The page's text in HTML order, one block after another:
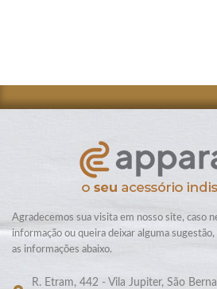
Agradecemos sua visita em nosso site, caso
informação ou queira deixar alguma
as informações abaixo.
R. Etram, 442 - Vila Jupiter, São